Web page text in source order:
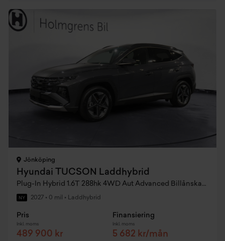
Jönköping
Hyundai TUCSON Laddhybrid
Plug-In Hybrid 1.6T 288hk 4WD Aut Advanced Billånskampanj
NY 2027 • 0 mil • Laddhybrid
Pris
Inkl. moms
489 900 kr
Finansiering
Inkl. moms
5 682 kr/mån